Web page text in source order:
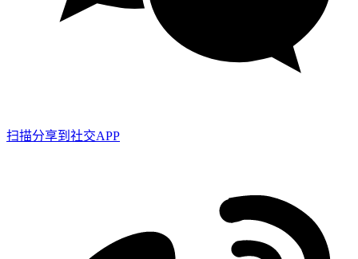
扫描分享到社交APP